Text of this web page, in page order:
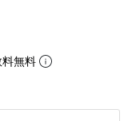
無料